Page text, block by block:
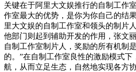
关键在于阿里大文娱推行的自制工作
作室最大的优势，是你为你自己的结
里大文娱的自制工作室和领头的制片
他部门则起到辅助开发的作用，张文
自制工作室制片人，奖励的所有机制
的。”在自制工作室良性的激励模式下
航，从而立足生态，自然地实现各方